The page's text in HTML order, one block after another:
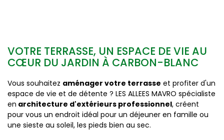
VOTRE TERRASSE, UN ESPACE DE VIE AU
CŒUR DU JARDIN À CARBON-BLANC
Vous souhaitez aménager votre terrasse et profiter d'un
espace de vie et de détente ? LES ALLEES MAVRO spécialiste
en architecture d'extérieurs professionnel, créent
pour vous un endroit idéal pour un déjeuner en famille ou
une sieste au soleil, les pieds bien au sec.